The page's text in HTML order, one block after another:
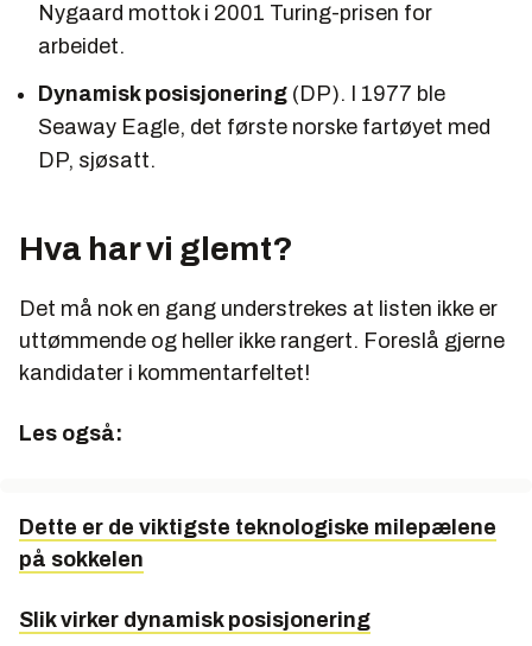
Nygaard mottok i 2001 Turing-prisen for
arbeidet.
Dynamisk posisjonering (DP). I 1977 ble
Seaway Eagle, det første norske fartøyet med
DP, sjøsatt.
Hva har vi glemt?
Det må nok en gang understrekes at listen ikke er
uttømmende og heller ikke rangert. Foreslå gjerne
kandidater i kommentarfeltet!
Les også:
Dette er de viktigste teknologiske milepælene
på sokkelen
Slik virker dynamisk posisjonering